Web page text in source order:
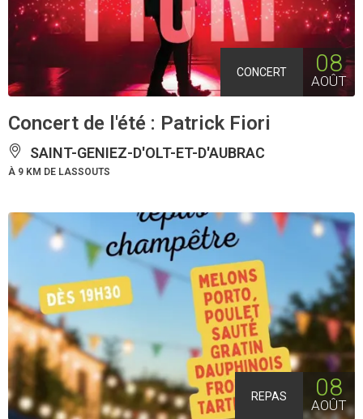
CONCERT 08
AOÛT
Concert de l'été : Patrick Fiori
SAINT-GENIEZ-D'OLT-ET-D'AUBRAC
À 9 KM DE LASSOUTS
REPAS 08
AOÛT